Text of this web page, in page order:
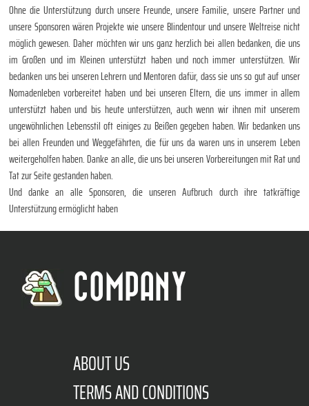
Ohne die Unterstützung durch unsere Freunde, unsere Familie, unsere Partner und
unsere Sponsoren wären Projekte wie unsere Blindentour und unsere Weltreise nicht
möglich gewesen. Daher möchten wir uns ganz herzlich bei allen bedanken, die uns
im Großen und im Kleinen unterstützt haben und noch immer unterstützen. Wir
bedanken uns bei unseren Lehrern und Mentoren dafür, dass sie uns so gut auf unser
Nomadenleben vorbereitet haben und bei unseren Eltern, die uns immer in allem
unterstützt haben und bis heute unterstützen, auch wenn wir ihnen mit unserem
ungewöhnlichen Lebensstil oft einiges zu Beißen gegeben haben. Wir bedanken uns
bei allen Freunden und Weggefährten, die für uns da waren uns in unserem Leben
weitergeholfen haben. Danke an alle, die uns bei unseren Vorbereitungen mit Rat und
Tat zur Seite gestanden haben.
Und danke an alle Sponsoren, die unseren Aufbruch durch ihre tatkräftige
Unterstützung ermöglicht haben
COMPANY
ABOUT US
TERMS AND CONDITIONS